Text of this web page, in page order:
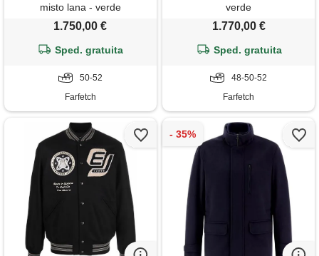
misto lana - verde
1.750,00 €
Sped. gratuita
50-52
Farfetch
verde
1.770,00 €
Sped. gratuita
48-50-52
Farfetch